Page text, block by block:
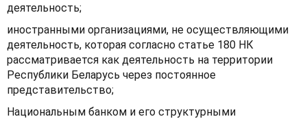
деятельность;
иностранными организациями, не осуществляющими
деятельность, которая согласно статье 180 НК
рассматривается как деятельность на территории
Республики Беларусь через постоянное
представительство;
Национальным банком и его структурными